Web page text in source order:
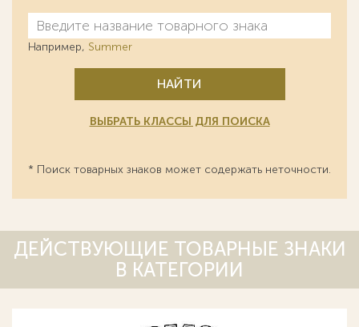
Например, Summer
НАЙТИ
ВЫБРАТЬ КЛАССЫ ДЛЯ ПОИСКА
* Поиск товарных знаков может содержать неточности.
ДЕЙСТВУЮЩИЕ ТОВАРНЫЕ ЗНАКИ
В КАТЕГОРИИ